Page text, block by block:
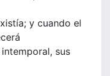
y cuando el
sus